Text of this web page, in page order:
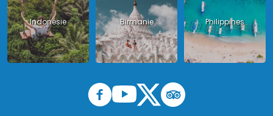
Indonésie Birmanie Philippines